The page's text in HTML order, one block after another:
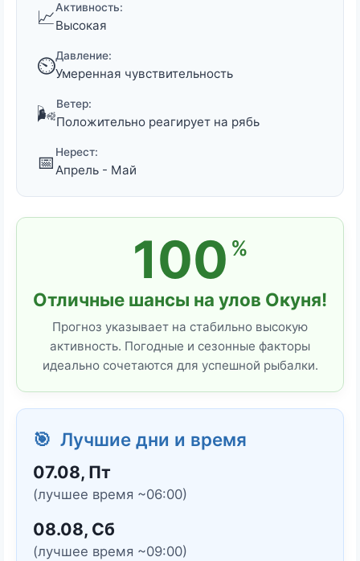
📈Активность:
Высокая
⏲️Давление:
Умеренная чувствительность
🌬️Ветер:
Положительно реагирует на рябь
📅 Нерест:
Апрель - Май
100 %
Отличные шансы на улов Окуня!
Прогноз указывает на стабильно высокую
активность. Погодные и сезонные факторы
идеально сочетаются для успешной рыбалки.
🎯 Лучшие дни и время
07.08, Пт
(лучшее время ~06:00)
08.08, Сб
(лучшее время ~09:00)